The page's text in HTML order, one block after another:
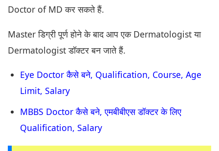
Doctor of MD कर सकते हैं.
Master डिग्री पूर्ण होने के बाद आप एक Dermatologist या
Dermatologist डॉक्टर बन जाते हैं.
Eye Doctor कैसे बने, Qualification, Course, Age
Limit, Salary
MBBS Doctor कैसे बने, एमबीबीएस डॉक्टर के लिए
Qualification, Salary